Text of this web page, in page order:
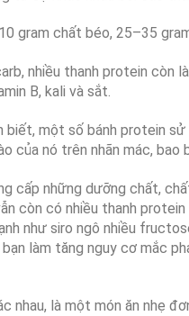
gram chất béo, 25–35
nhiều thanh protein còn
B, kali và sắt.
một số bánh protein
của nó trên nhãn mác, bao
cấp những dưỡng chất,
còn có nhiều thanh
như siro ngô nhiều
làm tăng nguy cơ mắc
nhau, là một món ăn nhẹ